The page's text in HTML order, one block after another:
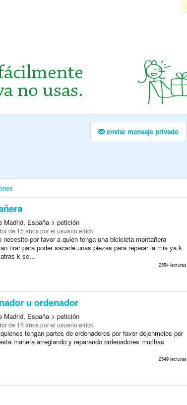
enviar mensaje privado
Madrid, España > petición
de 15 añospor el usuario elrick
necesito por favor a quien tenga una bicicleta montañera
tirar para poder sacarle unas piezas para reparar la mia ya k
k se...
2554 lecturas
u ordenador
Madrid, España > petición
de 15 añospor el usuario elrick
tengan partes de ordenadores por favor dejenmelos por
manera arreglando y reparando ordenadores muchas
2549 lecturas